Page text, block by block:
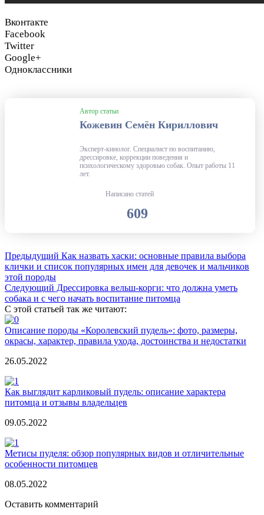
Вконтакте
Facebook
Twitter
Google+
Одноклассники
Автор статьи
Кожевин Семён Кириллович
Эксперт-кинолог. Специалист по воспитанию,
дрессировке, коррекции поведения и
психологическому здоровью собак. Опыт работы 11
лет.
Написано статей
609
Предыдущий Как назвать хаски: основные правила выбора
клички и список популярных имен для девочек и мальчиков
этой породы
Следующий Дрессировка вельш-корги: что должна уметь
собака и с чего начать воспитание питомца
С этой статьей так же читают:
Описание породы «Королевский пудель»: фото, размеры,
окрасы, характер, правила ухода, достоинства и недостатки
26.05.2022
Как выглядит карликовый пудель: описание характера
питомца и отзывы владельцев
09.05.2022
Метисы пуделя: обзор популярных видов и отличительные
особенности питомцев
08.05.2022
Оставить комментарий